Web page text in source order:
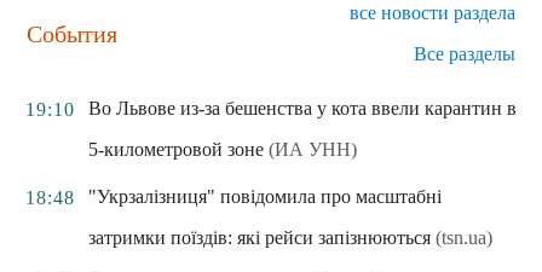
События
все новости раздела
Все разделы
19:10
Во Львове из-за бешенства у кота ввели карантин в
5-километровой зоне (ИА УНН)
18:48
"Укрзалізниця" повідомила про масштабні
затримки поїздів: які рейси запізнюються (tsn.ua)